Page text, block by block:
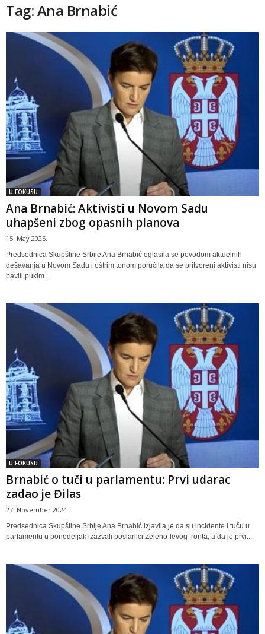
Tag: Ana Brnabić
U FOKUSU
Ana Brnabić: Aktivisti u Novom Sadu
uhapšeni zbog opasnih planova
15. May 2025.
Predsednica Skupštine Srbije Ana Brnabić oglasila se povodom aktuelnih
dešavanja u Novom Sadu i oštrim tonom poručila da se pritvoreni aktivisti nisu
bavili pukim...
U FOKUSU
Brnabić o tuči u parlamentu: Prvi udarac
zadao je Đilas
27. November 2024.
Predsednica Skupštine Srbije Ana Brnabić izjavila je da su incidente i tuču u
parlamentu u ponedeljak izazvali poslanici Zeleno-levog fronta, a da je prvi...